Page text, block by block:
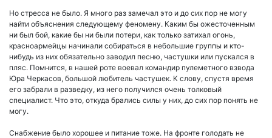
Но стресса не было. Я много раз замечал это и до сих пор не могу
найти объяснения следующему феномену. Каким бы ожесточенным
ни был бой, какие бы ни были потери, как только затихал огонь,
красноармейцы начинали собираться в небольшие группы и кто-
нибудь из них обязательно заводил песню, частушки или пускался в
пляс. Помнится, в нашей роте воевал командир пулеметного взвода
Юра Черкасов, большой любитель частушек. К слову, спустя время
его забрали в разведку, из него получился очень толковый
специалист. Что это, откуда брались силы у них, до сих пор понять не
могу.
Снабжение было хорошее и питание тоже. На фронте голодать не